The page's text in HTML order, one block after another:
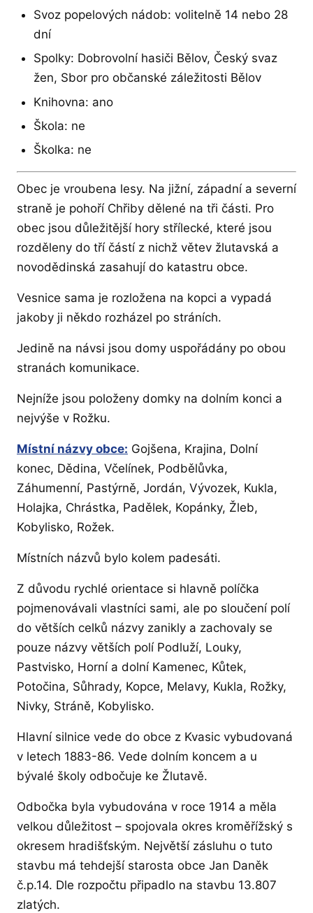
Svoz popelových nádob: volitelně 14 nebo 28
dní
Spolky: Dobrovolní hasiči Bělov, Český svaz
žen, Sbor pro občanské záležitosti Bělov
Knihovna: ano
Škola: ne
Školka: ne
Obec je vroubena lesy. Na jižní, západní a severní
straně je pohoří Chřiby dělené na tři části. Pro
obec jsou důležitější hory střílecké, které jsou
rozděleny do tří částí z nichž větev žlutavská a
novodědinská zasahují do katastru obce.
Vesnice sama je rozložena na kopci a vypadá
jakoby ji někdo rozházel po stráních.
Jedině na návsi jsou domy uspořádány po obou
stranách komunikace.
Nejníže jsou položeny domky na dolním konci a
nejvýše v Rožku.
Místní názvy obce: Gojšena, Krajina, Dolní
konec, Dědina, Včelínek, Podbělůvka,
Záhumenní, Pastýrně, Jordán, Vývozek, Kukla,
Holajka, Chrástka, Padělek, Kopánky, Žleb,
Kobylisko, Rožek.
Místních názvů bylo kolem padesáti.
Z důvodu rychlé orientace si hlavně políčka
pojmenovávali vlastníci sami, ale po sloučení polí
do větších celků názvy zanikly a zachovaly se
pouze názvy větších polí Podluží, Louky,
Pastvisko, Horní a dolní Kamenec, Kůtek,
Potočina, Sůhrady, Kopce, Melavy, Kukla, Rožky,
Nivky, Stráně, Kobylisko.
Hlavní silnice vede do obce z Kvasic vybudovaná
v letech 1883-86. Vede dolním koncem a u
bývalé školy odbočuje ke Žlutavě.
Odbočka byla vybudována v roce 1914 a měla
velkou důležitost – spojovala okres kroměřížský s
okresem hradišťským. Největší zásluhu o tuto
stavbu má tehdejší starosta obce Jan Daněk
č.p.14. Dle rozpočtu připadlo na stavbu 13.807
zlatých.